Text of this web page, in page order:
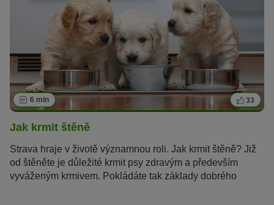
6 min 33
Jak krmit štěně
Strava hraje v životě významnou roli. Jak krmit štěně? Již
od štěněte je důležité krmit psy zdravým a především
vyváženým krmivem. Pokládáte tak základy dobrého